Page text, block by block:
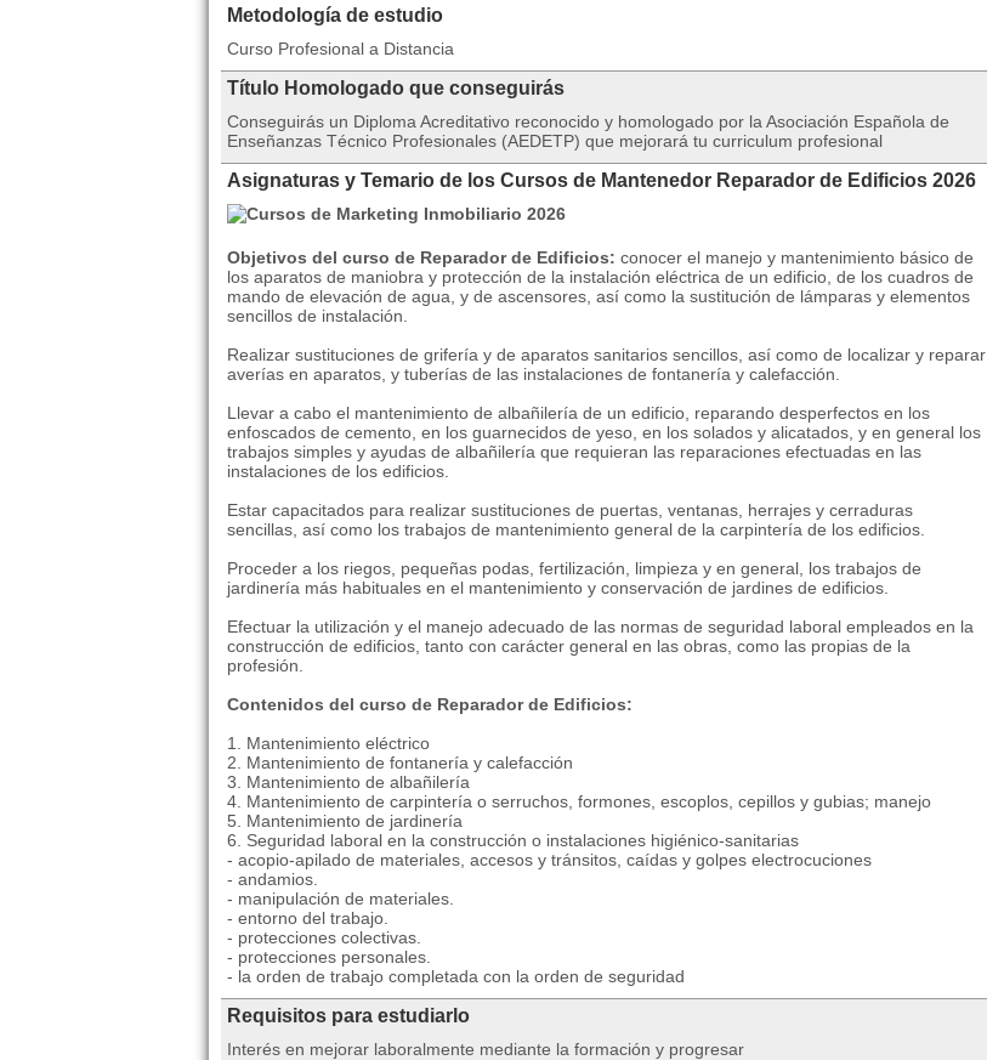
Metodología de estudio
Curso Profesional a Distancia
Título Homologado que conseguirás
Conseguirás un Diploma Acreditativo reconocido y homologado por la Asociación Española de
Enseñanzas Técnico Profesionales (AEDETP) que mejorará tu curriculum profesional
Asignaturas y Temario de los Cursos de Mantenedor Reparador de Edificios 2026
Objetivos del curso de Reparador de Edificios: conocer el manejo y mantenimiento básico de
los aparatos de maniobra y protección de la instalación eléctrica de un edificio, de los cuadros de
mando de elevación de agua, y de ascensores, así como la sustitución de lámparas y elementos
sencillos de instalación.
Realizar sustituciones de grifería y de aparatos sanitarios sencillos, así como de localizar y reparar
averías en aparatos, y tuberías de las instalaciones de fontanería y calefacción.
Llevar a cabo el mantenimiento de albañilería de un edificio, reparando desperfectos en los
enfoscados de cemento, en los guarnecidos de yeso, en los solados y alicatados, y en general los
trabajos simples y ayudas de albañilería que requieran las reparaciones efectuadas en las
instalaciones de los edificios.
Estar capacitados para realizar sustituciones de puertas, ventanas, herrajes y cerraduras
sencillas, así como los trabajos de mantenimiento general de la carpintería de los edificios.
Proceder a los riegos, pequeñas podas, fertilización, limpieza y en general, los trabajos de
jardinería más habituales en el mantenimiento y conservación de jardines de edificios.
Efectuar la utilización y el manejo adecuado de las normas de seguridad laboral empleados en la
construcción de edificios, tanto con carácter general en las obras, como las propias de la
profesión.
Contenidos del curso de Reparador de Edificios:
1. Mantenimiento eléctrico
2. Mantenimiento de fontanería y calefacción
3. Mantenimiento de albañilería
4. Mantenimiento de carpintería o serruchos, formones, escoplos, cepillos y gubias; manejo
5. Mantenimiento de jardinería
6. Seguridad laboral en la construcción o instalaciones higiénico-sanitarias
- acopio-apilado de materiales, accesos y tránsitos, caídas y golpes electrocuciones
- andamios.
- manipulación de materiales.
- entorno del trabajo.
- protecciones colectivas.
- protecciones personales.
- la orden de trabajo completada con la orden de seguridad
Requisitos para estudiarlo
Interés en mejorar laboralmente mediante la formación y progresar